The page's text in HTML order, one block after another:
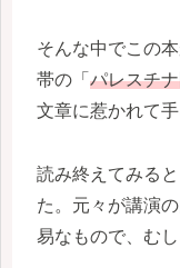
そんな中でこの
帯の「 パレスチ
文章に惹かれて手
読み終えてみる
た。元々が講演
易なもので、む